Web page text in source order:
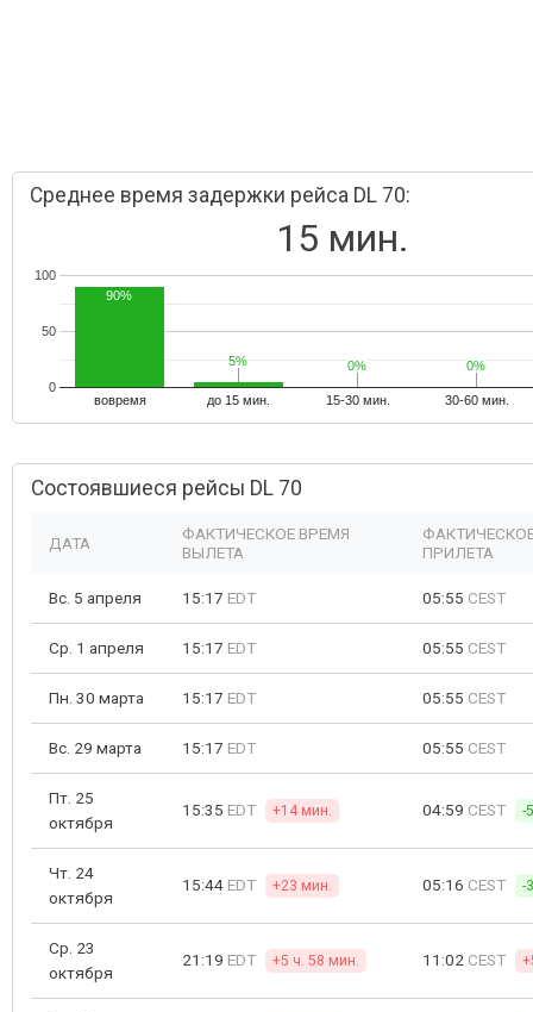
Среднее время задержки рейса DL 70:
15 мин.
вовремя до 15 мин. 15-30 мин. 30-60 мин.
0
50
100
90%
5%
5% 0%
0% 0%
0%
Состоявшиеся рейсы DL 70
ДАТА
ФАКТИЧЕСКОЕ ВРЕМЯ
ВЫЛЕТА
ПРИЛЕТА
Вс. 5 апреля 15:17 EDT 05:55 CEST
Ср. 1 апреля 15:17 EDT 05:55 CEST
Пн. 30 марта 15:17 EDT 05:55 CEST
Вс. 29 марта 15:17 EDT 05:55 CEST
Пт. 25
октября
15:35 EDT +14 мин. 04:59 CEST -
Чт. 24
октября
15:44 EDT +23 мин. 05:16 CEST -
Ср. 23
октября
21:19 EDT +5 ч. 58 мин. 11:02 CEST